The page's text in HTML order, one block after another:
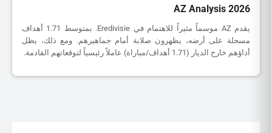
AZ Analysis 2026
يقدم AZ موسماً مثيراً للاهتمام في Eredivisie. بمتوسط 1.71 أهداف
مسجلة على أرضه، يظهرون صلابة أمام جماهيرهم. ومع ذلك، يظل
أداؤهم خارج الديار (1.71 أهداف/مباراة) عاملاً رئيسياً لتوقعاتهم القادمة.